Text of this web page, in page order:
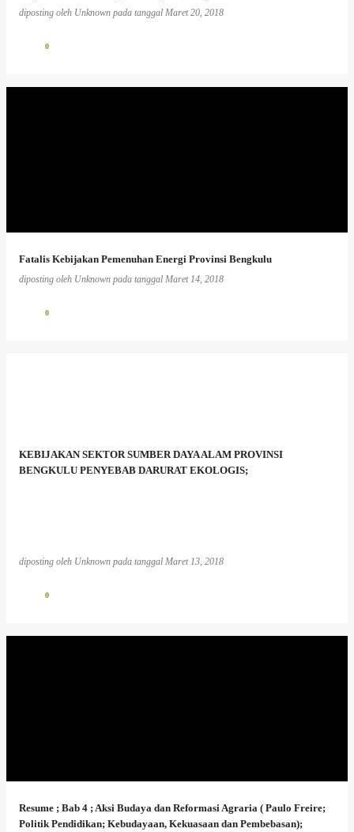
diposting oleh Unknown pada tanggal Maret 20, 2018
0
Fatalis Kebijakan Pemenuhan Energi Provinsi Bengkulu
diposting oleh Unknown pada tanggal Maret 14, 2018
0
KEBIJAKAN SEKTOR SUMBER DAYA ALAM PROVINSI
BENGKULU PENYEBAB DARURAT EKOLOGIS;
diposting oleh Unknown pada tanggal Maret 13, 2018
0
Resume ; Bab 4 ; Aksi Budaya dan Reformasi Agraria ( Paulo Freire;
Politik Pendidikan; Kebudayaan, Kekuasaan dan Pembebasan);